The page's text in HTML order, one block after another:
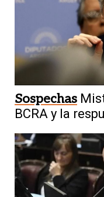
Sospechas
BCRA y la